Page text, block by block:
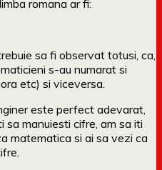
romana ar fi:
sa fi observat totusi, ca,
s-au numarat si
etc) si viceversa.
este perfect adevarat,
sa manuiesti cifre, am sa iti
matematica si ai sa vezi ca